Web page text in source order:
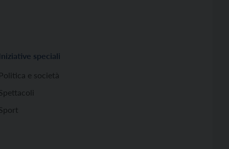
Iniziative speciali
Politica e società